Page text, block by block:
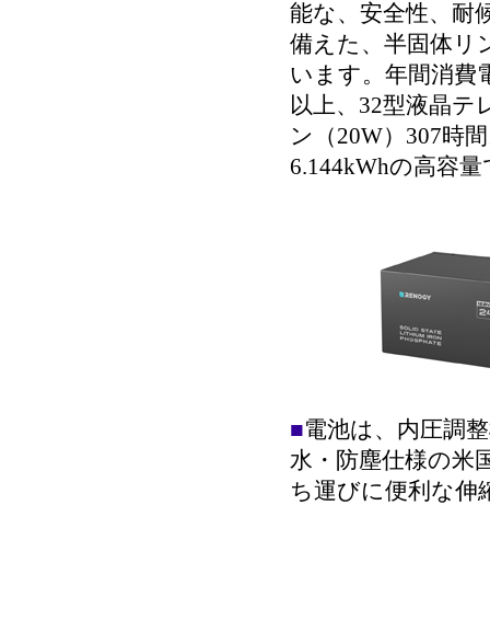
能な、安全性、耐
備えた、半固体リ
います。年間消費
以上、32型液晶テ
ン（20W）307時
6.144kWhの高容
■電池は、内圧調
水・防塵仕様の米
ち運びに便利な伸